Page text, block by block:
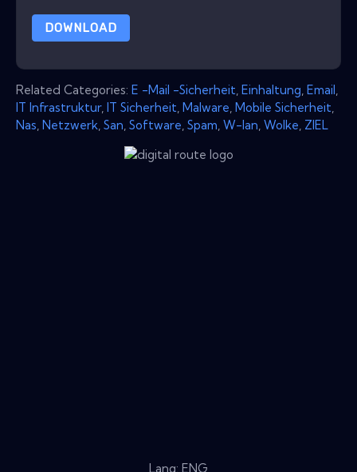
DOWNLOAD
Related Categories: E -Mail -Sicherheit Einhaltung Email
IT Infrastruktur, IT Sicherheit Malware Mobile Sicherheit
Nas Netzwerk San Software Spam W-lan Wolke ZIEL
Lang: ENG